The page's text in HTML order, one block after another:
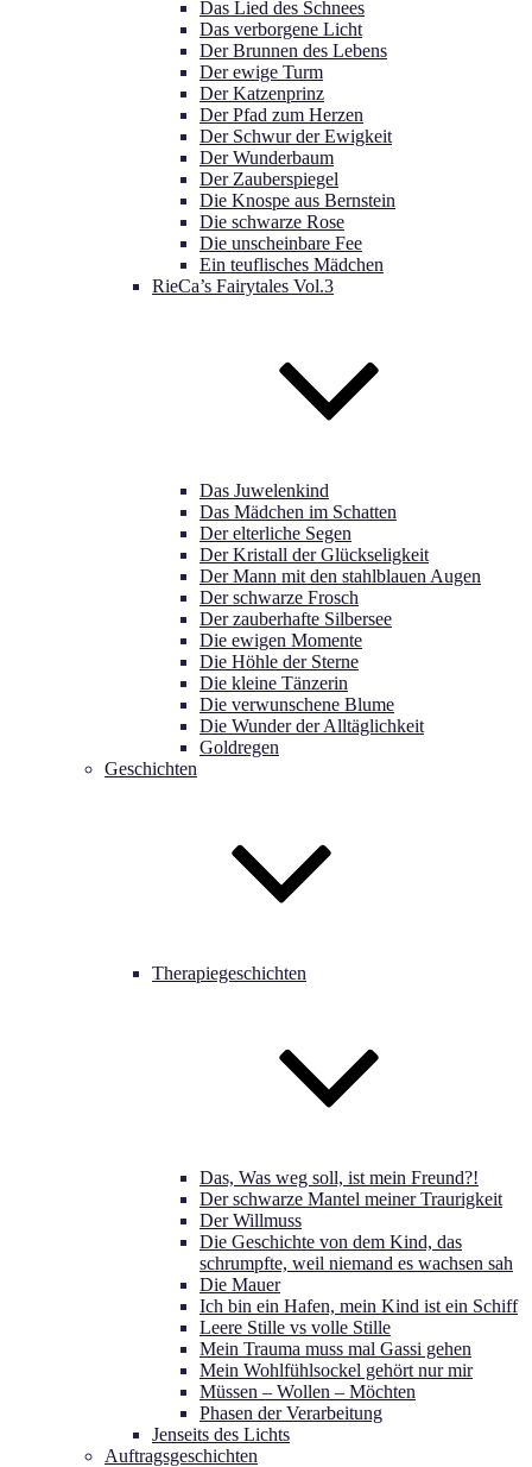
Das Lied des Schnees
Das verborgene Licht
Der Brunnen des Lebens
Der ewige Turm
Der Katzenprinz
Der Pfad zum Herzen
Der Schwur der Ewigkeit
Der Wunderbaum
Der Zauberspiegel
Die Knospe aus Bernstein
Die schwarze Rose
Die unscheinbare Fee
Ein teuflisches Mädchen
RieCa’s Fairytales Vol.3
Das Juwelenkind
Das Mädchen im Schatten
Der elterliche Segen
Der Kristall der Glückseligkeit
Der Mann mit den stahlblauen Augen
Der schwarze Frosch
Der zauberhafte Silbersee
Die ewigen Momente
Die Höhle der Sterne
Die kleine Tänzerin
Die verwunschene Blume
Die Wunder der Alltäglichkeit
Goldregen
Geschichten
Therapiegeschichten
Das, Was weg soll, ist mein Freund?!
Der schwarze Mantel meiner Traurigkeit
Der Willmuss
Die Geschichte von dem Kind, das
schrumpfte, weil niemand es wachsen sah
Die Mauer
Ich bin ein Hafen, mein Kind ist ein Schiff
Leere Stille vs volle Stille
Mein Trauma muss mal Gassi gehen
Mein Wohlfühlsockel gehört nur mir
Müssen – Wollen – Möchten
Phasen der Verarbeitung
Jenseits des Lichts
Auftragsgeschichten